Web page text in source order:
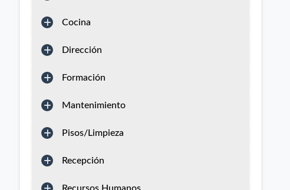
Cocina
Dirección
Formación
Mantenimiento
Pisos/Limpieza
Recepción